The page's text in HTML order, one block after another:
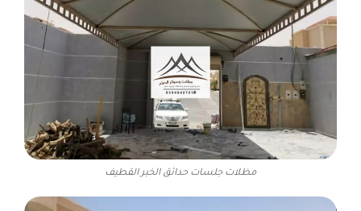
مظلات جلسات حدائق الخبر القطيف